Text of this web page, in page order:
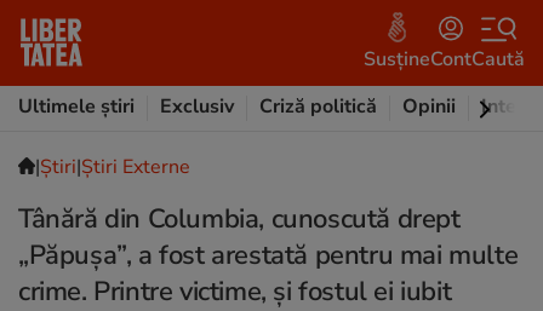
SusțineContCaută
Ultimele știri
Exclusiv Criză politică Opinii
|Ştiri|Știri Externe
Tânără din Columbia, cunoscută drept
„Păpușa”, a fost arestată pentru mai multe
crime. Printre victime, și fostul ei iubit